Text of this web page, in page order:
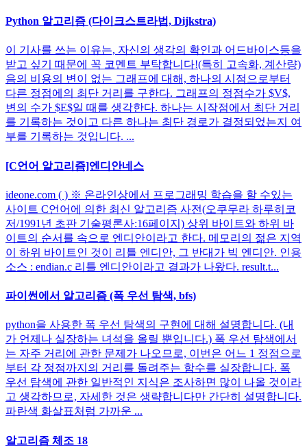
Python 알고리즘 (다이크스트라법, Dijkstra)
이 기사를 쓰는 이유는, 자신의 생각의 확인과 어드바이스등을
받고 싶기 때문에 꼭 코멘트 부탁합니다!(특히 고속화, 계산량)
음의 비용의 변이 없는 그래프에 대해, 하나의 시점으로부터
다른 정점에의 최단 거리를 구한다. 그래프의 정점수가 $V$,
변의 수가 $E$일 때를 생각한다. 하나는 시작점에서 최단 거리
를 기록하는 것이고 다른 하나는 최단 경로가 결정되었는지 여
부를 기록하는 것입니다. ...
[C언어 알고리즘]엔디안네스
ideone.com ( ) ※ 온라인상에서 프로그래밍 학습을 할 수있는
사이트 C언어에 의한 최신 알고리즘 사전(오쿠무라 하루히코
저/1991년 초판 기술평론사:16페이지) 상위 바이트와 하위 바
이트의 순서를 속으로 엔디안이라고 한다. 메모리의 젊은 지역
이 하위 바이트인 것이 리틀 엔디안, 그 반대가 빅 엔디안. 인용
소스 : endian.c 리틀 엔디안이라고 결과가 나왔다. result.t...
파이썬에서 알고리즘 (폭 우선 탐색, bfs)
python을 사용한 폭 우선 탐색의 구현에 대해 설명합니다. (내
가 언제나 실장하는 녀석을 올릴 뿐입니다.) 폭 우선 탐색에서
는 자주 거리에 관한 문제가 나오므로, 이번은 어느 1 정점으로
부터 각 정점까지의 거리를 돌려주는 함수를 실장합니다. 폭
우선 탐색에 관한 일반적인 지식은 조사하면 많이 나올 것이라
고 생각하므로, 자세한 것은 생략합니다만 간단히 설명합니다.
파란색 화살표처럼 가까운 ...
알고리즘 체조 18